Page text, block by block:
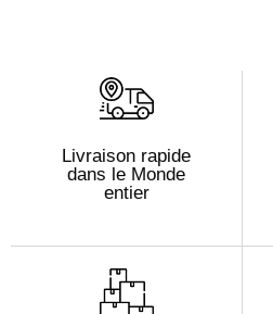
Livraison rapide
dans le Monde
entier